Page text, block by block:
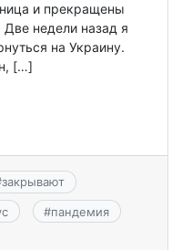
и прекращены
недели назад я
на Украину.
[…]
закрывают
#пандемия